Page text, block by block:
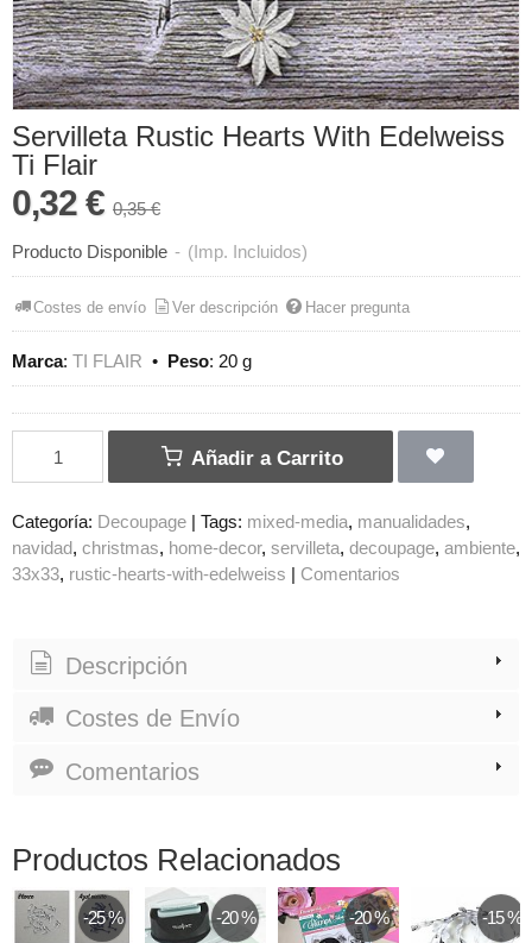
Servilleta Rustic Hearts With Edelweiss
Ti Flair
0,32 € 0,35 €
Producto Disponible - (Imp. Incluidos)
Costes de envío Ver descripción Hacer pregunta
Marca: TI FLAIR • Peso: 20 g
Añadir a Carrito
Categoría: Decoupage Tags: mixed-media manualidades
navidad christmas home-decor servilleta decoupage ambiente
33x33 rustic-hearts-with-edelweiss Comentarios
Descripción
Costes de Envío
Comentarios
Productos Relacionados
-25 % -20 % -20 % -15 %